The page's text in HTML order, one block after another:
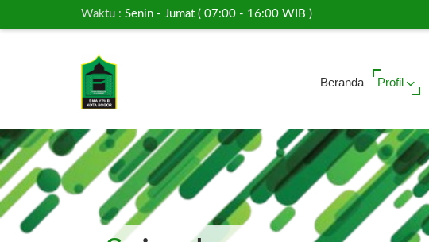
Waktu : Senin - Jumat ( 07:00 - 16:00 WIB )
Beranda Profil